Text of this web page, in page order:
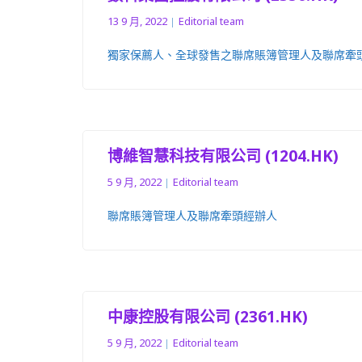
13 9 月, 2022 Editorial team
獨家保薦人、全球發售之聯席賬簿管理人及聯席牽
博維智慧科技有限公司 (1204.HK)
5 9 月, 2022 Editorial team
聯席賬簿管理人及聯席牽頭經辦人
中康控股有限公司 (2361.HK)
5 9 月, 2022 Editorial team